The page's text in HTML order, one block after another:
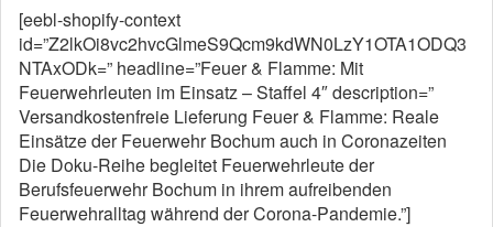
[eebl-shopify-context
id=”Z2lkOi8vc2hvcGlmeS9Qcm9kdWN0LzY1OTA1ODQ3
NTAxODk=” headline=”Feuer & Flamme: Mit
Feuerwehrleuten im Einsatz – Staffel 4″ description=”
Versandkostenfreie Lieferung Feuer & Flamme: Reale
Einsätze der Feuerwehr Bochum auch in Coronazeiten
Die Doku-Reihe begleitet Feuerwehrleute der
Berufsfeuerwehr Bochum in ihrem aufreibenden
Feuerwehralltag während der Corona-Pandemie.”]